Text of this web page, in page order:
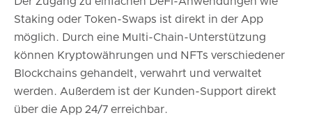
Staking oder Token-Swaps ist direkt in der App
möglich. Durch eine Multi-Chain-Unterstützung
können Kryptowährungen und NFTs verschiedener
Blockchains gehandelt, verwahrt und verwaltet
werden. Außerdem ist der Kunden-Support direkt
über die App 24/7 erreichbar.